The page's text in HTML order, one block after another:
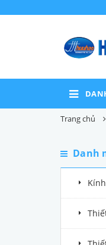
Trang chủ
Danh